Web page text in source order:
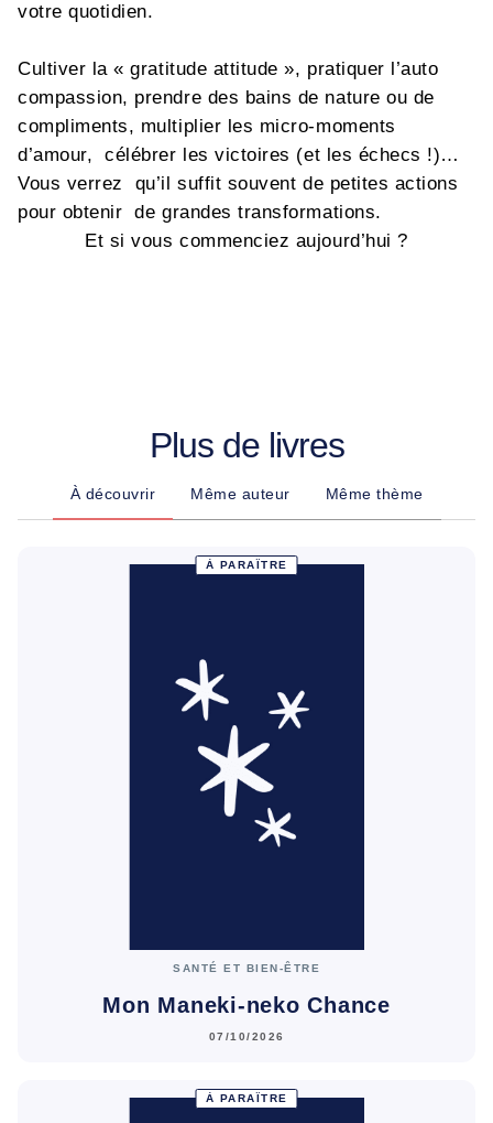
votre quotidien.
Cultiver la « gratitude attitude », pratiquer l’auto
compassion, prendre des bains de nature ou de
compliments, multiplier les micro-moments
d’amour, célébrer les victoires (et les échecs !)…
Vous verrez qu’il suffit souvent de petites actions
pour obtenir de grandes transformations.
Et si vous commenciez aujourd’hui ?
Plus de livres
À découvrir Même auteur Même thème
À PARAÎTRE
SANTÉ ET BIEN-ÊTRE
Mon Maneki-neko Chance
07/10/2026
À PARAÎTRE